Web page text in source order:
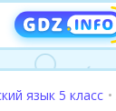
язык 5 класс •